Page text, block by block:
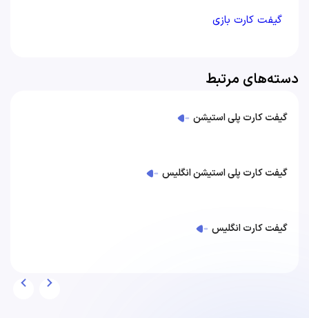
گیفت کارت بازی
دسته‌های مرتبط
گیفت کارت پلی استیشن
گیفت کارت پلی استیشن انگلیس
گیفت کارت انگلیس